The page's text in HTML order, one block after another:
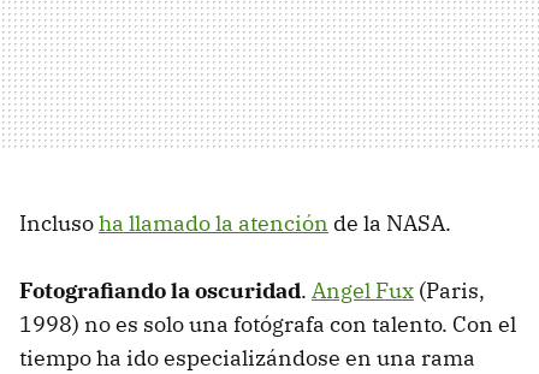
Inclusoha llamado la atención de la NASA.
Fotografiando la oscuridad. Angel Fux (Paris,
1998) no es solo una fotógrafa con talento. Con el
tiempo ha ido especializándose en una rama